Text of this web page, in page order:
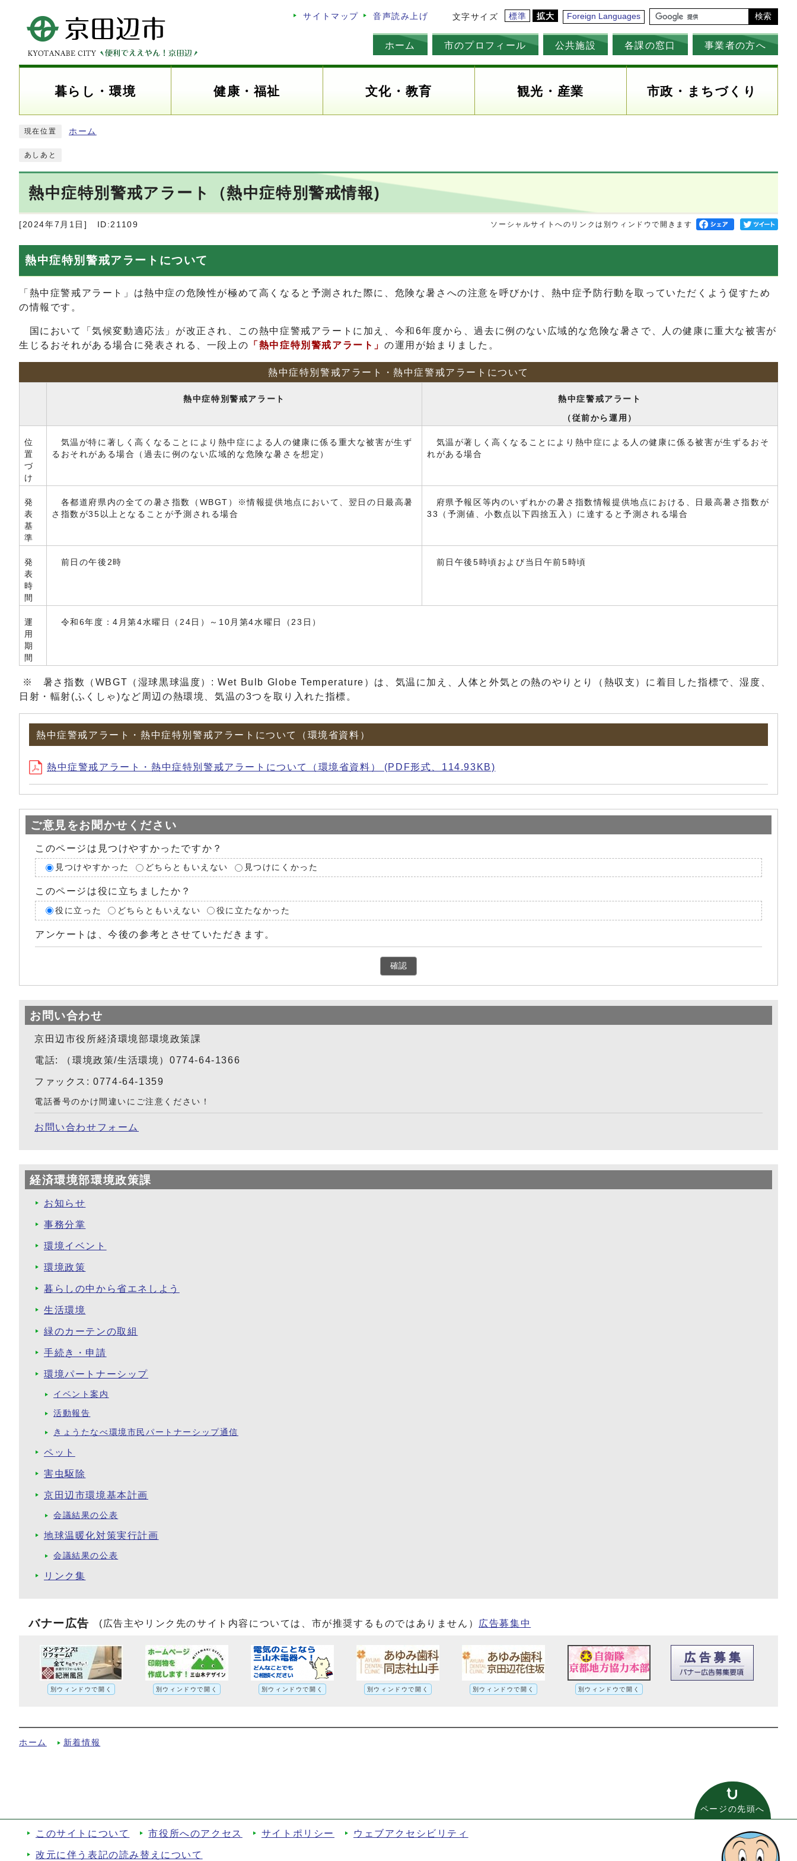
サイトマップ 音声読み上げ 文字サイズ 標準 拡大 Foreign Languages 検索
ホーム 市のプロフィール 公共施設 各課の窓口 事業者の方へ
暮らし・環境 健康・福祉 文化・教育 観光・産業 市政・まちづくり
現在位置 ホーム
あしあと
熱中症特別警戒アラート（熱中症特別警戒情報)
[2024年7月1日] ID:21109 ソーシャルサイトへのリンクは別ウィンドウで開きます
熱中症特別警戒アラートについて
「熱中症警戒アラート」は熱中症の危険性が極めて高くなると予測された際に、危険な暑さへの注意を呼びかけ、熱中症予防行動を取っていただくよう促すため
の情報です。
国において「気候変動適応法」が改正され、この熱中症警戒アラートに加え、今和6年度から、過去に例のない広域的な危険な暑さで、人の健康に重大な被害が
生じるおそれがある場合に発表される、一段上の 「熱中症特別 警戒アラート」の運用が始まりました。
熱中症特別警戒アラート・熱中症警戒アラートについて
熱中症特別警戒アラート 熱中症警戒アラート
（従前から運用）
位
置
づ
け
気温が特に著しく高くなることにより熱中症による人の健康に係る重大な被害が生ず
るおそれがある場合（過去に例のない広域的な危険な暑さを想定）
気温が著しく高くなることにより熱中症による人の健康に係る被害が生ずるおそ
れがある場合
発
表
基
準
各都道府県内の全ての暑さ指数（WBGT）※情報提供地点において、翌日の日最高暑
さ指数が35以上となることが予測される場合
府県予報区等内のいずれかの暑さ指数情報提供地点における、日最高暑さ指数が
33（予測値、小数点以下四捨五入）に達すると予測される場合
発
表
時
間
前日の午後2時 前日午後5時頃および当日午前5時頃
運
用
期
間
令和6年度：4月第4水曜日（24日）～10月第4水曜日（23日）
※ 暑さ指数（WBGT（湿球黒球温度）: Wet Bulb Globe Temperature）は、気温に加え、人体と外気との熱のやりとり（熱収支）に着目した指標で、湿度、
日射・輻射(ふくしゃ)など周辺の熱環境、気温の3つを取り入れた指標。
熱中症警戒アラート・熱中症特別警戒アラートについて（環境省資料）
熱中症警戒アラート・熱中症特別警戒アラートについて（環境省資料） (PDF形式、114.93KB)
ご意見をお聞かせください
このページは見つけやすかったですか？
見つけやすかった どちらともいえない 見つけにくかった
このページは役に立ちましたか？
役に立った どちらともいえない 役に立たなかった
アンケートは、今後の参考とさせていただきます。
確認
お問い合わせ
京田辺市役所経済環境部環境政策課
電話: （環境政策/生活環境）0774-64-1366
ファックス: 0774-64-1359
電話番号のかけ間違いにご注意ください！
お問い合わせフォーム
経済環境部環境政策課
お知らせ
事務分掌
環境イベント
環境政策
暮らしの中から省エネしよう
生活環境
緑のカーテンの取組
手続き・申請
環境パートナーシップ
イベント案内
活動報告
きょうたなべ環境市民パートナーシップ通信
ペット
害虫駆除
京田辺市環境基本計画
会議結果の公表
地球温暖化対策実行計画
会議結果の公表
リンク集
バナー広告 (広告主やリンク先のサイト内容については、市が推奨するものではありません） 広告募集中
別ウィンドウで開く 別ウィンドウで開く 別ウィンドウで開く 別ウィンドウで開く 別ウィンドウで開く 別ウィンドウで開く
ホーム 新着情報
ページの先頭へ
このサイトについて 市役所へのアクセス サイトポリシー ウェブアクセシビリティ
改元に伴う表記の読み替えについて